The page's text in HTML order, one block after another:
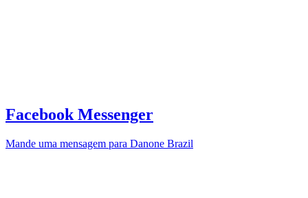
Facebook Messenger
Mande uma mensagem para Danone Brazil